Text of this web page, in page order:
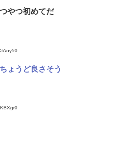
やつ初めてだ
ょうど良さそう